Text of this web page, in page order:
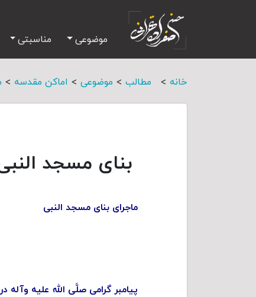
موضوعی مناسبتی
خانه > مطالب > موضوعی > اماکن مقدسه >
بنای مسجد
ماجرای بنای مسجد النبی
پیامبر گرامی صلَّى الله علیه